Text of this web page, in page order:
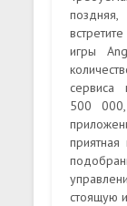
поздняя,
игры
сервиса
500 000,
стоящую